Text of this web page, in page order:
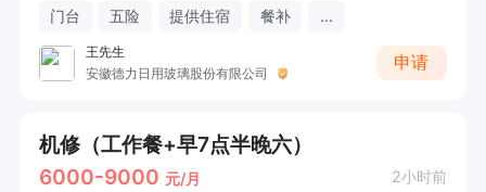
门台 五险 提供住宿 餐补 ...
王先生
安徽德力日用玻璃股份有限公司
申请
机修（工作餐+早7点半晚六）
6000-9000 元/月 2小时前